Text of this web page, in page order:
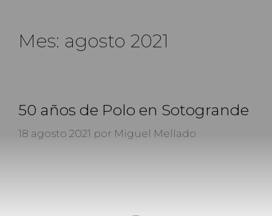
Mes: agosto 2021
50 años de Polo en Sotogrande
18 agosto 2021 por Miguel Mellado